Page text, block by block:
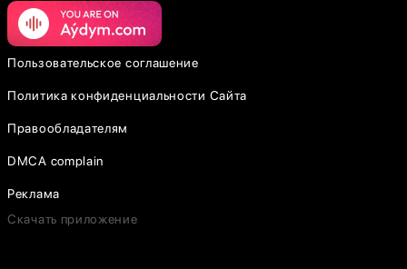
Пользовательское соглашение
Политика конфиденциальности Сайта
Правообладателям
DMCA complain
Реклама
Скачать приложение